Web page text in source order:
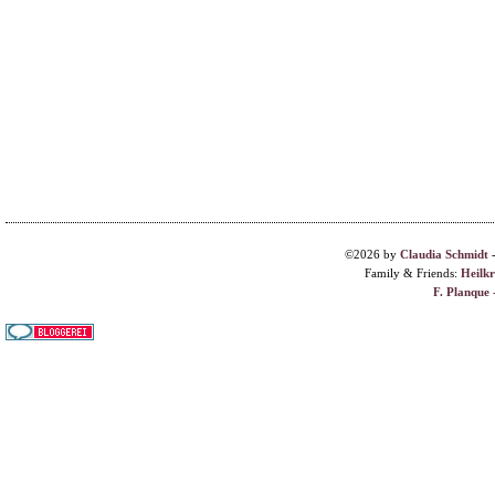
©2026 by Claudia Schmidt
Family & Friends:
F. Planque